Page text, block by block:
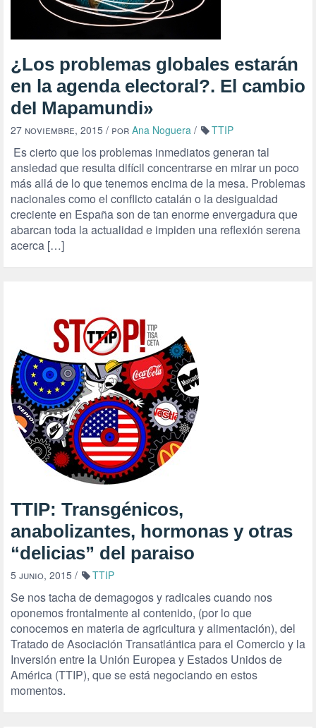
¿Los problemas globales estarán
en la agenda electoral?. El cambio
deI Mapamundi»
27 noviembre, 2015 / por Ana Noguera / TTIP
Es cierto que los problemas inmediatos generan tal
ansiedad que resulta difícil concentrarse en mirar un poco
más allá de lo que tenemos encima de la mesa. Problemas
nacionales como el conflicto catalán o la desigualdad
creciente en España son de tan enorme envergadura que
abarcan toda la actualidad e impiden una reflexión serena
acerca […]
TTIP: Transgénicos,
anabolizantes, hormonas y otras
“delicias” del paraiso
5 junio, 2015 / TTIP
Se nos tacha de demagogos y radicales cuando nos
oponemos frontalmente al contenido, (por lo que
conocemos en materia de agricultura y alimentación), del
Tratado de Asociación Transatlántica para el Comercio y la
Inversión entre la Unión Europea y Estados Unidos de
América (TTIP), que se está negociando en estos
momentos.